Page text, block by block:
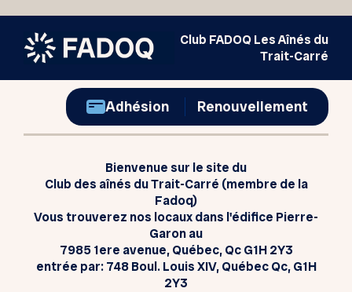
Club FADOQ Les Aînés du
Trait-Carré
Adhésion Renouvellement
Bienvenue sur le site du
Club des aînés du Trait-Carré (membre de la
Fadoq)
Vous trouverez nos locaux dans l'édifice Pierre-
Garon au
7985 1ere avenue, Québec, Qc G1H 2Y3
entrée par: 748 Boul. Louis XIV, Québec Qc, G1H
2Y3